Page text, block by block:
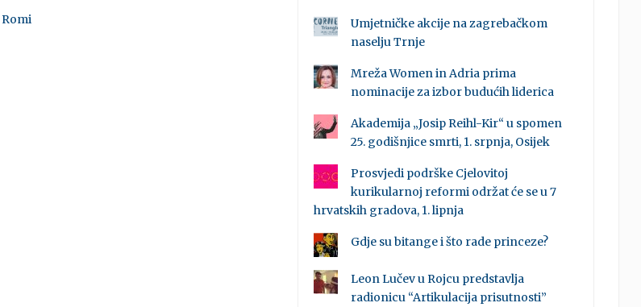
Romi
Umjetničke akcije na zagrebačkom
naselju Trnje
Mreža Women in Adria prima
nominacije za izbor budućih liderica
Akademija „Josip Reihl-Kir“ u spomen
25. godišnjice smrti, 1. srpnja, Osijek
Prosvjedi podrške Cjelovitoj
kurikularnoj reformi održat će se u 7
hrvatskih gradova, 1. lipnja
Gdje su bitange i što rade princeze?
Leon Lučev u Rojcu predstavlja
radionicu “Artikulacija prisutnosti”